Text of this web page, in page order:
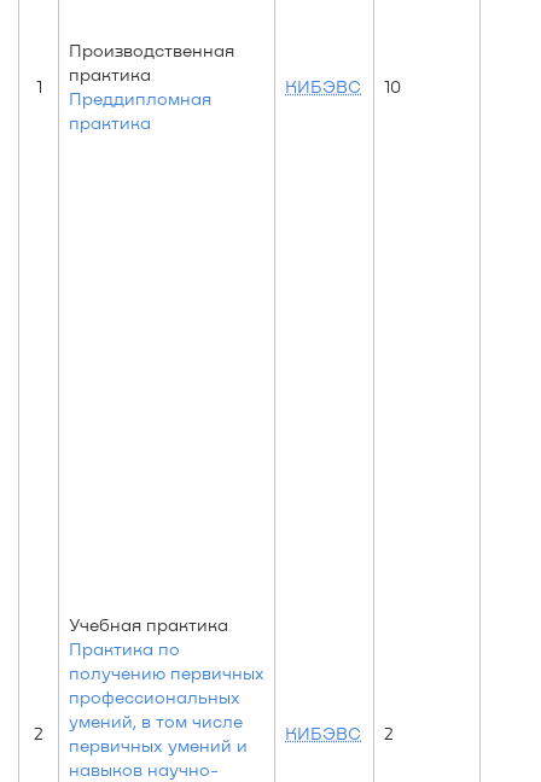
1
Производственная
практика
Преддипломная
практика
КИБЭВС 10
2
Учебная практика
Практика по
получению первичных
профессиональных
умений, в том числе
первичных умений и
навыков научно-
КИБЭВС 2